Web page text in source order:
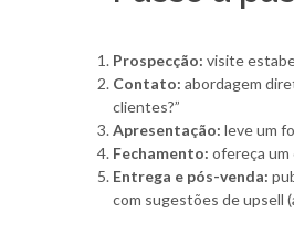
Prospecção: visite
Contato: abordagem
clientes?”
Apresentação: leve um
Fechamento: ofereça um
Entrega e pós-venda:
com sugestões de upsell